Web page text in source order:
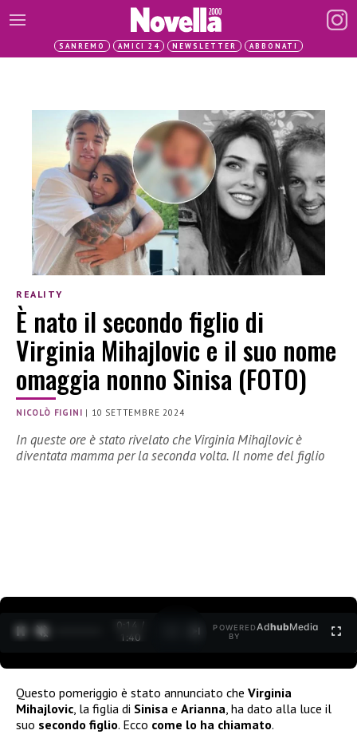
SANREMO AMICI 24 NEWSLETTER ABBONATI
REALITY
È nato il secondo figlio di
Virginia Mihajlovic e il suo nome
omaggia nonno Sinisa (FOTO)
NICOLÒ FIGINI | 10 SETTEMBRE 2024
In queste ore è stato rivelato che Virginia Mihajlovic è
diventata mamma per la seconda volta. Il nome del figlio
0:15 /
1:40
POWERED
BY
AdhubMedia
Questo pomeriggio è stato annunciato che Virginia
Mihajlovic , la figlia di Sinisa e Arianna , ha dato alla luce il
suo secondo figlio. Ecco come lo ha chiamato.